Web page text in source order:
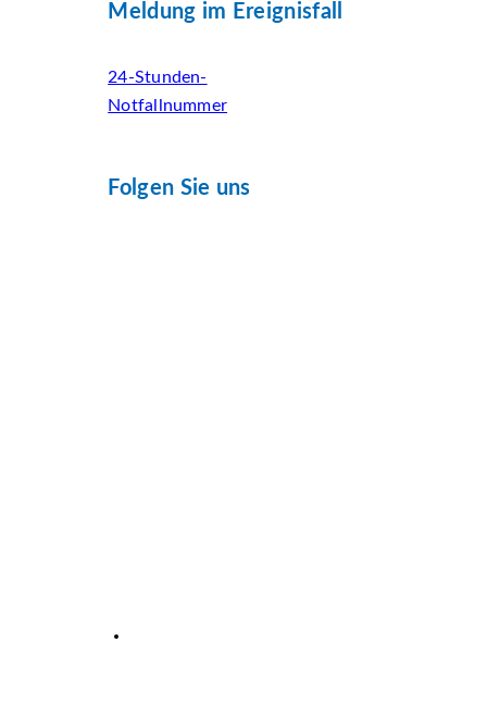
Meldung im Ereignisfall
24-Stunden-
Notfallnummer
Folgen Sie uns